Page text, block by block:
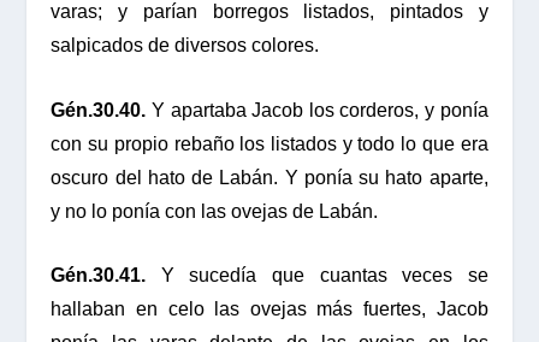
varas; y parían borregos listados, pintados y
salpicados de diversos colores.
Gén.30.40. Y apartaba Jacob los corderos, y ponía
con su propio rebaño los listados y todo lo que era
oscuro del hato de Labán. Y ponía su hato aparte,
y no lo ponía con las ovejas de Labán.
Gén.30.41. Y sucedía que cuantas veces se
hallaban en celo las ovejas más fuertes, Jacob